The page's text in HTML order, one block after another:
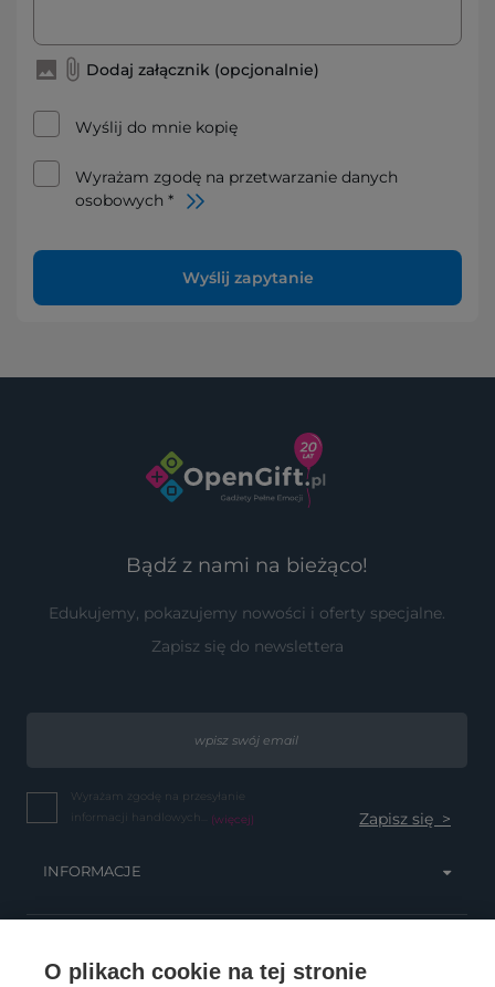
O plikach cookie na tej stronie
Dodaj załącznik (opcjonalnie)
Wyślij do mnie kopię
Wyrażam zgodę na przetwarzanie danych
osobowych *
Wyślij zapytanie
Bądź z nami na bieżąco!
Edukujemy, pokazujemy nowości i oferty specjalne.
Zapisz się do newslettera
Wyrażam zgodę na przesyłanie
informacji handlowych... (więcej)
INFORMACJE
OBSŁUGA KLIENTA